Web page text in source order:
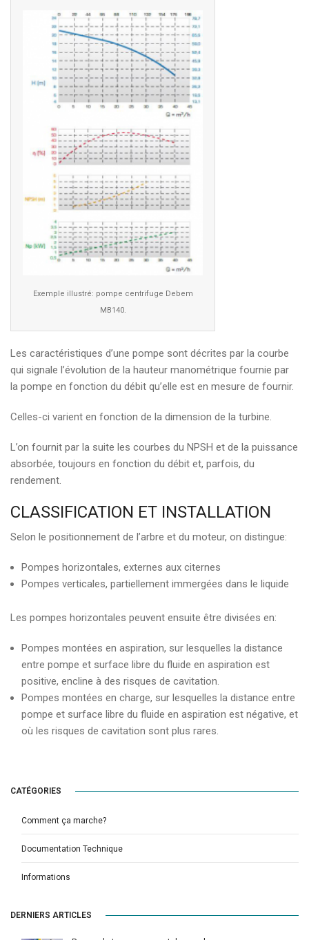
Exemple illustré: pompe centrifuge Debem
MB140.
Les caractéristiques d’une pompe sont décrites par la courbe
qui signale l’évolution de la hauteur manométrique fournie par
la pompe en fonction du débit qu’elle est en mesure de fournir.
Celles-ci varient en fonction de la dimension de la turbine.
L’on fournit par la suite les courbes du NPSH et de la puissance
absorbée, toujours en fonction du débit et, parfois, du
rendement.
CLASSIFICATION ET INSTALLATION
Selon le positionnement de l’arbre et du moteur, on distingue:
Pompes horizontales, externes aux citernes
Pompes verticales, partiellement immergées dans le liquide
Les pompes horizontales peuvent ensuite être divisées en:
Pompes montées en aspiration, sur lesquelles la distance
entre pompe et surface libre du fluide en aspiration est
positive, encline à des risques de cavitation.
Pompes montées en charge, sur lesquelles la distance entre
pompe et surface libre du fluide en aspiration est négative, et
où les risques de cavitation sont plus rares.
CATÉGORIES
Comment ça marche?
Documentation Technique
Informations
DERNIERS ARTICLES